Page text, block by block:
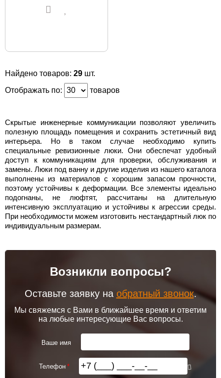
Найдено товаров: 29 шт.
Отображать по:
товаров
Скрытые инженерные коммуникации позволяют увеличить
полезную площадь помещения и сохранить эстетичный вид
интерьера. Но в таком случае необходимо купить
специальные ревизионные люки. Они обеспечат удобный
доступ к коммуникациям для проверки, обслуживания и
замены. Люки под ванну и другие изделия из нашего каталога
выполнены из материалов с хорошим запасом прочности,
поэтому устойчивы к деформации. Все элементы идеально
подогнаны, не люфтят, рассчитаны на длительную
интенсивную эксплуатацию и устойчивы к агрессии среды.
При необходимости можем изготовить нестандартный люк по
индивидуальным размерам.
Возникли вопросы?
Оставьте заявку на обратный звонок.
Мы свяжемся с Вами в ближайшее время и ответим
на любые интересующие Вас вопросы.
Ваше имя
Телефон